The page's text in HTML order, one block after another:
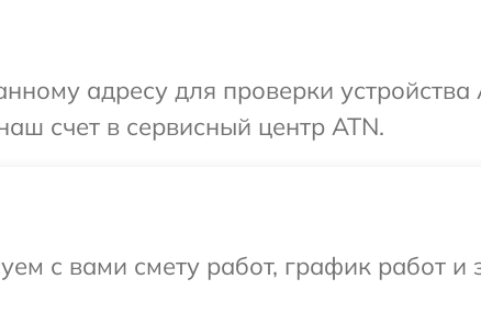
адресу для проверки устройства
счет в сервисный центр ATN.
с вами смету работ, график работ и